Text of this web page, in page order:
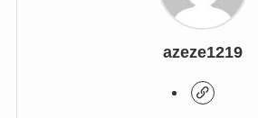
azeze1219